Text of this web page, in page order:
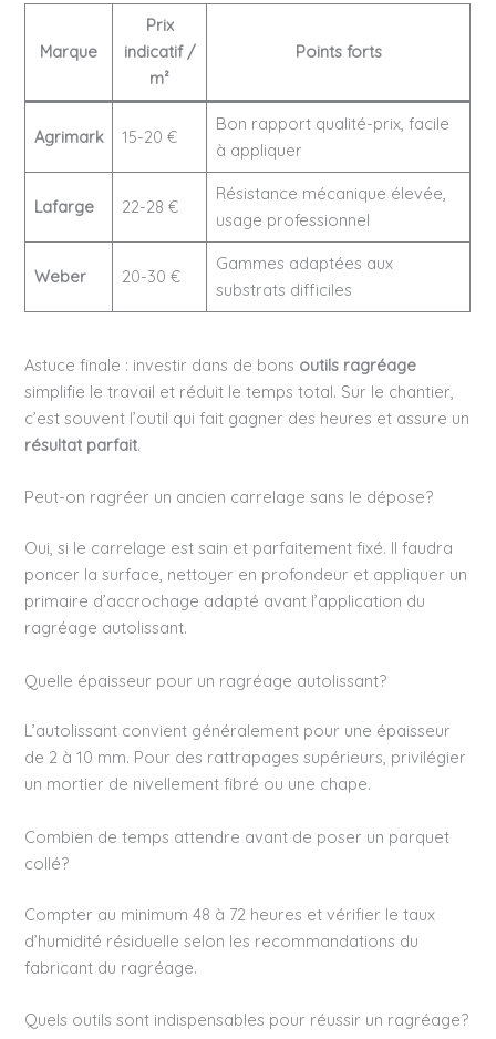
Marque
Prix
indicatif /
m²
Points forts
Agrimark 15-20 €
Bon rapport qualité-prix, facile
à appliquer
Lafarge 22-28 €
Résistance mécanique élevée,
usage professionnel
Weber 20-30 €
Gammes adaptées aux
substrats difficiles
Astuce finale : investir dans de bons outils ragréage
simplifie le travail et réduit le temps total. Sur le chantier,
c’est souvent l’outil qui fait gagner des heures et assure un
résultat parfait.
Peut-on ragréer un ancien carrelage sans le dépose?
Oui, si le carrelage est sain et parfaitement fixé. Il faudra
poncer la surface, nettoyer en profondeur et appliquer un
primaire d’accrochage adapté avant l’application du
ragréage autolissant.
Quelle épaisseur pour un ragréage autolissant?
L’autolissant convient généralement pour une épaisseur
de 2 à 10 mm. Pour des rattrapages supérieurs, privilégier
un mortier de nivellement fibré ou une chape.
Combien de temps attendre avant de poser un parquet
collé?
Compter au minimum 48 à 72 heures et vérifier le taux
d’humidité résiduelle selon les recommandations du
fabricant du ragréage.
Quels outils sont indispensables pour réussir un ragréage?